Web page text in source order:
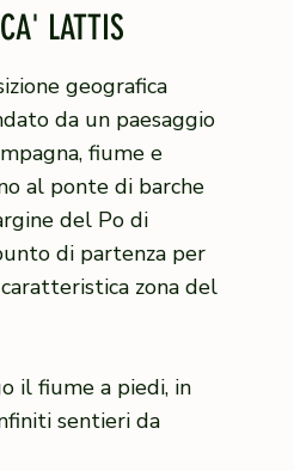
LATTIS
geografica
da un paesaggio
fiume e
al ponte di barche
del Po di
di partenza per
zona del
il fiume a piedi, in
sentieri da